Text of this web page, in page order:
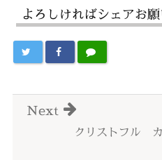
よろしければシェアお
クリストフル
Next